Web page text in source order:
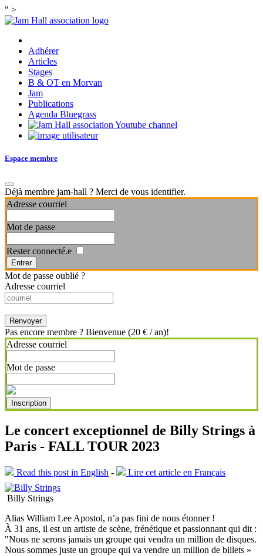
" >
Adhérer
Articles
Stages
B & OT en Morvan
Jam
Publications
Agenda Bluegrass
Espace membre
Déjà membre jam-hall ? Merci de vous identifier.
Adresse courriel
Mot de passe
Rester connecté.e
Entrer
Mot de passe oublié ?
Adresse courriel
Renvoyer
Pas encore membre ? Bienvenue (20 € / an)!
Adresse courriel
Mot de passe
Inscription
Le concert exceptionnel de Billy Strings à
Paris - FALL TOUR 2023
Read this post in English - Lire cet article en Français
Billy Strings
Alias William Lee Apostol, n’a pas fini de nous étonner !
À 31 ans, il est un artiste de scène, frénétique et passionnant qui dit :
"Nous ne serons jamais un groupe qui vendra un million de disques.
Nous sommes juste un groupe qui va vendre un million de billets »